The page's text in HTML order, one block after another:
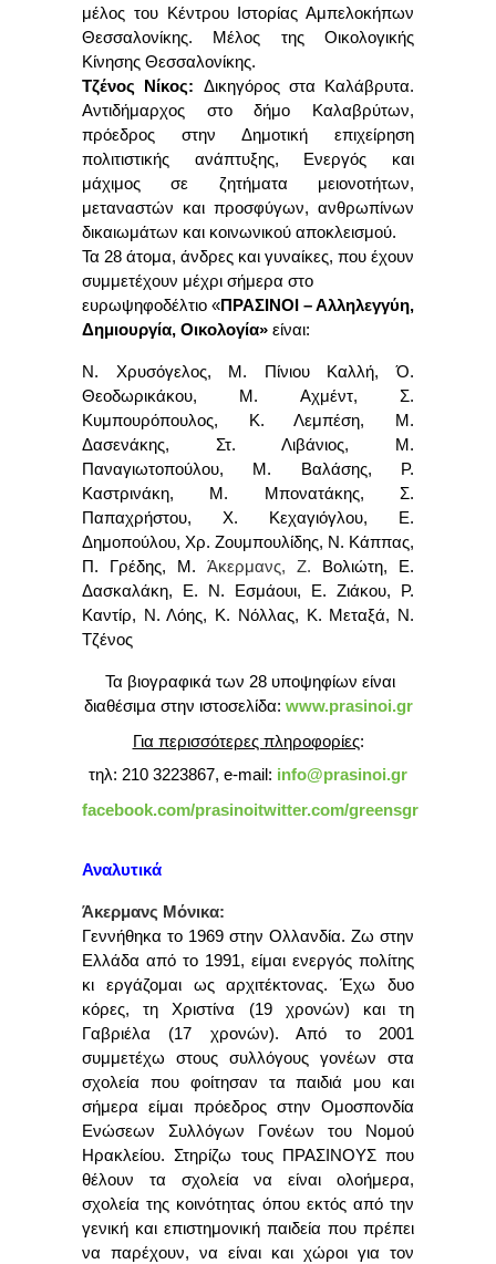
μέλος του Κέντρου Ιστορίας Αμπελοκήπων
Θεσσαλονίκης.
Μέλος της Οικολογικής
Κίνησης Θεσσαλονίκης.
Τζένος Νίκος: Δικηγόρος στα Καλάβρυτα.
Αντιδήμαρχος στο δήμο Καλαβρύτων,
πρόεδρος στην Δημοτική επιχείρηση
πολιτιστικής ανάπτυξης, Ενεργός και
μάχιμος σε ζητήματα μειονοτήτων,
μεταναστών και προσφύγων, ανθρωπίνων
δικαιωμάτων και κοινωνικού αποκλεισμού.
Τα 28 άτομα, άνδρες και γυναίκες, που έχουν
συμμετέχουν μέχρι σήμερα στο
ευρωψηφοδέλτιο «ΠΡΑΣΙΝΟΙ – Αλληλεγγύη,
Δημιουργία, Οικολογία» είναι:
Ν. Χρυσόγελος, Μ. Πίνιου Καλλή, Ό.
Θεοδωρικάκου,
Μ. Αχμέντ, Σ.
Κυμπουρόπουλος, Κ. Λεμπέση, Μ.
Δασενάκης, Στ. Λιβάνιος,
Μ.
Παναγιωτοπούλου,
Μ. Βαλάσης, Ρ.
Καστρινάκη, Μ. Μπονατάκης, Σ.
Παπαχρήστου, Χ. Κεχαγιόγλου, Ε.
Δημοπούλου, Χρ. Ζουμπουλίδης, Ν. Κάππας,
Π. Γρέδης, Μ. Άκερμανς, Ζ.
Βολιώτη, Ε.
Δασκαλάκη, Ε. Ν. Εσμάουι, Ε. Ζιάκου, Ρ.
Καντίρ, Ν. Λόης, Κ. Νόλλας, Κ. Μεταξά, Ν.
Τζένος
Τα βιογραφικά των 28 υποψηφίων είναι
διαθέσιμα στην ιστοσελίδα: www.prasinoi.gr
Για περισσότερες πληροφορίες:
τηλ: 210 3223867, e-mail: info@prasinoi.gr
facebook.com/prasinoitwitter.com/greensgr
Αναλυτικά
Άκερμανς Μόνικα:
Γεννήθηκα το 1969 στην Ολλανδία. Ζω στην
Ελλάδα από το 1991, είμαι ενεργός πολίτης
κι εργάζομαι ως αρχιτέκτονας. Έχω δυο
κόρες, τη Χριστίνα (19 χρονών) και τη
Γαβριέλα (17 χρονών). Από το 2001
συμμετέχω στους συλλόγους γονέων στα
σχολεία που φοίτησαν τα παιδιά μου και
σήμερα είμαι πρόεδρος στην Ομοσπονδία
Ενώσεων Συλλόγων Γονέων του Νομού
Ηρακλείου. Στηρίζω τους ΠΡΑΣΙΝΟΥΣ που
θέλουν τα σχολεία να είναι ολοήμερα,
σχολεία της κοινότητας όπου εκτός από την
γενική και επιστημονική παιδεία που πρέπει
να παρέχουν, να είναι και χώροι για τον